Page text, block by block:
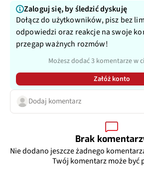
Zaloguj się, by śledzić dyskuję
Dołącz do użytkowników, pisz bez
odpowiedzi oraz reakcje na swoje
przegap ważnych rozmów!
Możesz dodać 3 komentarze w
Załóż konto
Dodaj komentarz
Brak
Nie dodano jeszcze żadnego
Twój komentarz może być